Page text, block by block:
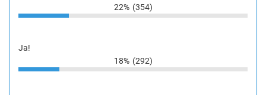
22% (354)
Ja!
18% (292)